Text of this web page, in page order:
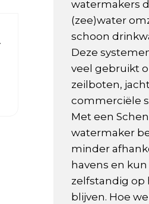
watermakers
(zee)water
schoon
Deze
veel gebruikt
zeilboten,
commerciële
Met een
watermaker
minder
havens en
zelfstandig op
blijven. Hoe